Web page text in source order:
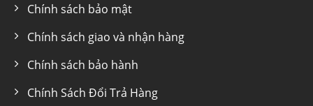
Chính sách bảo mật
Chính sách giao và nhận hàng
Chính sách bảo hành
Chính Sách Đổi Trả Hàng